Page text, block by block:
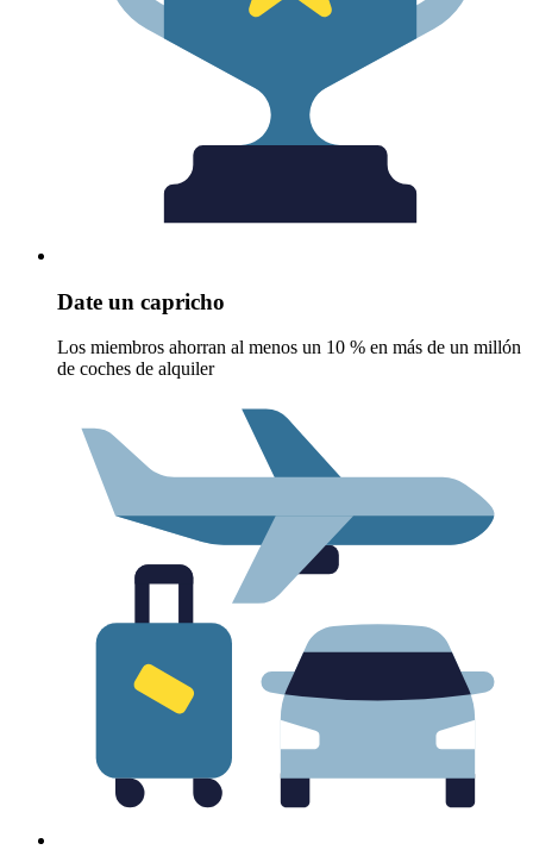
Date un capricho
Los miembros ahorran al menos un 10 % en más de un millón
de coches de alquiler